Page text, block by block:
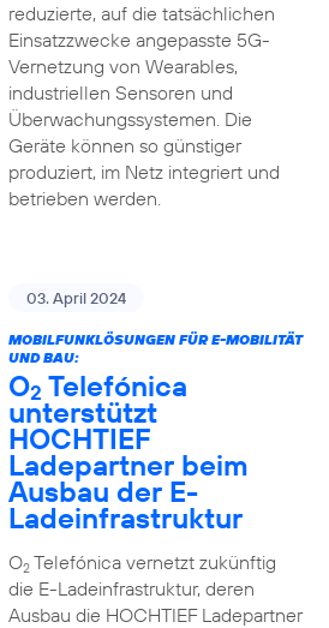
reduzierte, auf die tatsächlichen
Einsatzzwecke angepasste 5G-
Vernetzung von Wearables,
industriellen Sensoren und
Überwachungssystemen. Die
Geräte können so günstiger
produziert, im Netz integriert und
betrieben werden.
03. April 2024
MOBILFUNKLÖSUNGEN FÜR E-MOBILITÄT
UND BAU:
O2 Telefónica
unterstützt
HOCHTIEF
Ladepartner beim
Ausbau der E-
Ladeinfrastruktur
O2Telefónica vernetzt zukünftig
die E-Ladeinfrastruktur, deren
Ausbau die HOCHTIEF Ladepartner